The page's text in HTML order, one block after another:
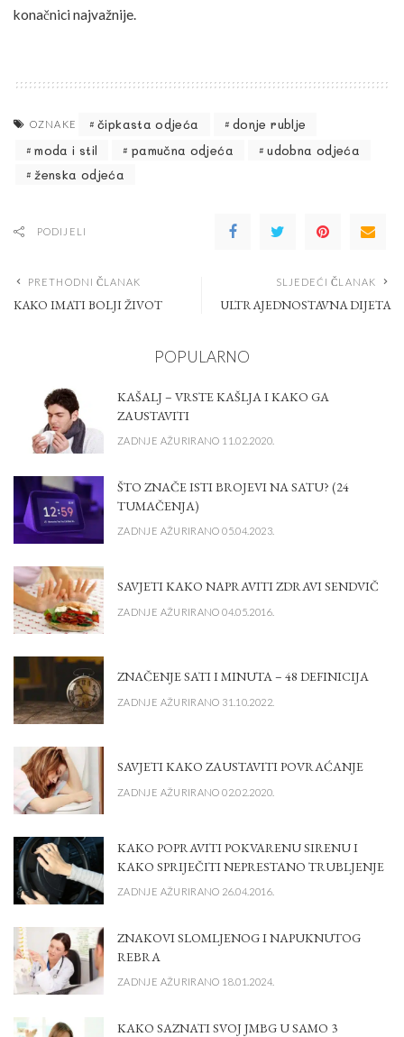
konačnici najvažnije.
OZNAKE čipkasta odjeća
donje rublje
moda i stil
pamučna odjeća
udobna odjeća
ženska odjeća
PODIJELI
PRETHODNI ČLANAK
KAKO IMATI BOLJI ŽIVOT
SLJEDEĆI ČLANAK
ULTRAJEDNOSTAVNA DIJETA
POPULARNO
KAŠALJ – VRSTE KAŠLJA I KAKO GA
ZAUSTAVITI
ZADNJE AŽURIRANO 11.02.2020.
ŠTO ZNAČE ISTI BROJEVI NA SATU? (24
TUMAČENJA)
ZADNJE AŽURIRANO 05.04.2023.
SAVJETI KAKO NAPRAVITI ZDRAVI SENDVIČ
ZADNJE AŽURIRANO 04.05.2016.
ZNAČENJE SATI I MINUTA – 48 DEFINICIJA
ZADNJE AŽURIRANO 31.10.2022.
SAVJETI KAKO ZAUSTAVITI POVRAĆANJE
ZADNJE AŽURIRANO 02.02.2020.
KAKO POPRAVITI POKVARENU SIRENU I
KAKO SPRIJEČITI NEPRESTANO TRUBLJENJE
ZADNJE AŽURIRANO 26.04.2016.
ZNAKOVI SLOMLJENOG I NAPUKNUTOG
REBRA
ZADNJE AŽURIRANO 18.01.2024.
KAKO SAZNATI SVOJ JMBG U SAMO 3